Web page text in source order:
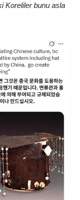
Koreliler bunu asla